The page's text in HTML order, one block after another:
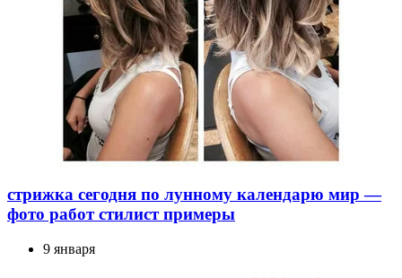
стрижка сегодня по лунному календарю мир —
фото работ стилист примеры
9 января